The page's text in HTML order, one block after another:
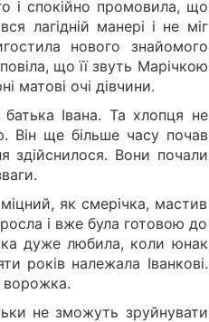
і спокійно промовила, що
лагідній манері і не міг
нового знайомого
що її звуть Марічкою
матові очі дівчини.
Івана. Та хлопця не
Він ще більше часу почав
здійснилося. Вони почали
міцний, як смерічка, мастив
і вже була готовою до
дуже любила, коли юнак
років належала Іванкові.
ворожка.
не зможуть зруйнувати